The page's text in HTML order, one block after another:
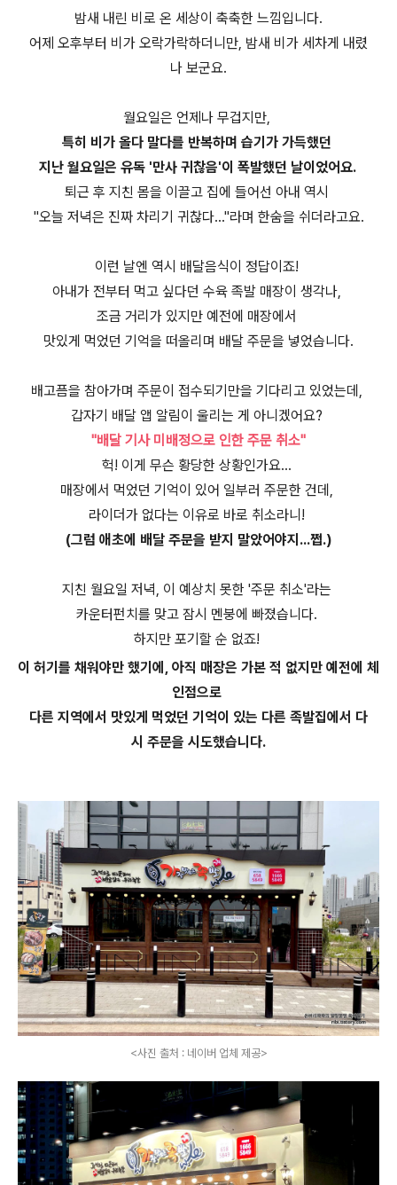
밤새 내린 비로 온 세상이 축축한 느낌입니다.
어제 오후부터 비가 오락가락하더니만, 밤새 비가 세차게 내렸
나 보군요.
월요일은 언제나 무겁지만,
특히 비가 올다 말다를 반복하며 습기가 가득했던
지난 월요일은 유독 '만사 귀찮음'이 폭발했던 날이었어요.
퇴근 후 지친 몸을 이끌고 집에 들어선 아내 역시
"오늘 저녁은 진짜 차리기 귀찮다..."라며 한숨을 쉬더라고요.
이런 날엔 역시 배달음식이 정답이죠!
아내가 전부터 먹고 싶다던 수육 족발 매장이 생각나,
조금 거리가 있지만 예전에 매장에서
맛있게 먹었던 기억을 떠올리며 배달 주문을 넣었습니다.
배고픔을 참아가며 주문이 접수되기만을 기다리고 있었는데,
갑자기 배달 앱 알림이 울리는 게 아니겠어요?
"배달 기사 미배정으로 인한 주문 취소"
헉! 이게 무슨 황당한 상황인가요...
매장에서 먹었던 기억이 있어 일부러 주문한 건데,
라이더가 없다는 이유로 바로 취소라니!
(그럼 애초에 배달 주문을 받지 말았어야지...쩝.)
지친 월요일 저녁, 이 예상치 못한 '주문 취소'라는
카운터펀치를 맞고 잠시 멘붕에 빠졌습니다.
하지만 포기할 순 없죠!
이 허기를 채워야만 했기에, 아직 매장은 가본 적 없지만 예전에 체
인점으로
다른 지역에서 맛있게 먹었던 기억이 있는 다른 족발집에서 다
시 주문을 시도했습니다.
<사진 출처 : 네이버 업체 제공>